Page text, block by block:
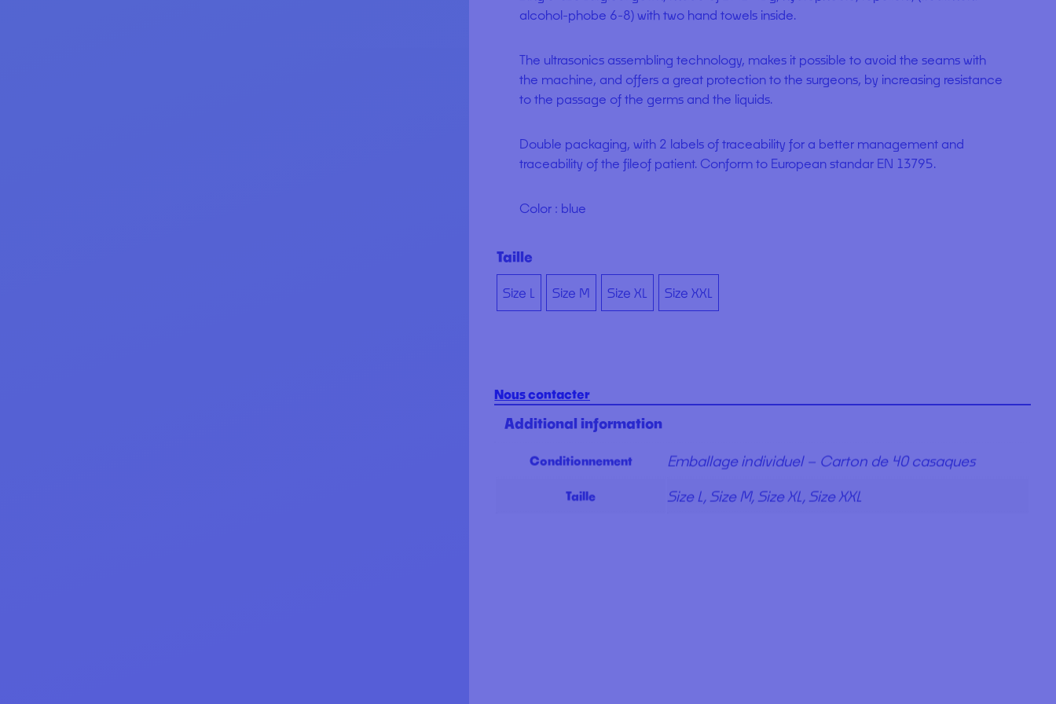
alcohol-phobe 6-8) with two hand towels inside.
The ultrasonics assembling technology, makes it possible to avoid the seams with
the machine, and offers a great protection to the surgeons, by increasing resistance
to the passage of the germs and the liquids.
Double packaging, with 2 labels of traceability for a better management and
traceability of the fileof patient. Conform to European standar EN 13795.
Color : blue
Taille
Size L Size M Size XL Size XXL
Nous contacter
Additional information
Conditionnement Emballage individuel – Carton de 40 casaques
Taille Size L, Size M, Size XL, Size XXL